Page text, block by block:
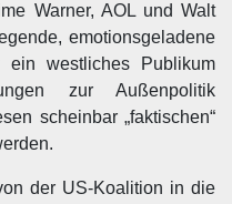
Warner, AOL und Walt
emotionsgeladene
ein westliches Publikum
zur Außenpolitik
scheinbar „faktischen“
der US-Koalition in die